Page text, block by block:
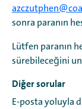
sonra paranın
Lütfen paranın
sürebileceğini
Diğer sorular
E-posta yoluyla